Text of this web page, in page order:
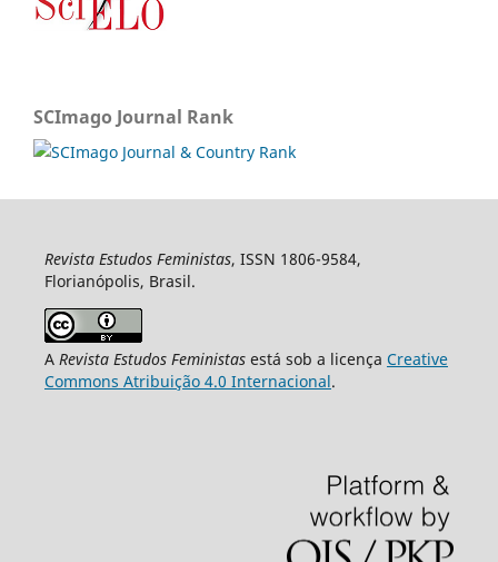
SCImago Journal Rank
Revista Estudos Feministas, ISSN 1806-9584,
Florianópolis, Brasil.
A Revista Estudos Feministasestá sob a licença Creative
Commons Atribuição 4.0 Internacional.